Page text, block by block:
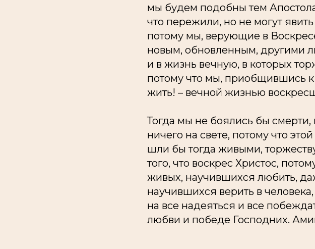
мы будем подобны тем
что пережили, но не могут
потому мы, верующие в
новым, обновленным, другими
и в жизнь вечную, в которых
потому что мы, приобщившись
жить! – вечной жизнью
Тогда мы не боялись бы
ничего на свете, потому что
шли бы тогда живыми,
того, что воскрес Христос,
живых, научившихся любить,
научившихся верить в
на все надеяться и все
любви и победе Господних.